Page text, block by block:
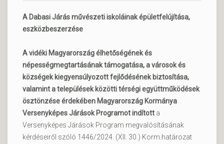
A Dabasi Járás művészeti iskoláinak épületfelújítása,
eszközbeszerzése
A vidéki Magyarország élhetőségének és
népességmegtartásának támogatása, a városok és
községek kiegyensúlyozott fejlődésének biztosítása,
valamint a települések közötti térségi együttműködések
ösztönzése érdekében Magyarország Kormánya
Versenyképes Járások Programot indított a
Versenyképes Járások Program megvalósításának
kérdéseiről szóló 1446/2024. (XII. 30.) Korm.határozat